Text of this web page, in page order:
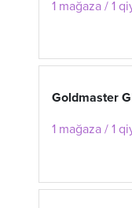
1 mağaza / 1
Goldmaster
1 mağaza / 1